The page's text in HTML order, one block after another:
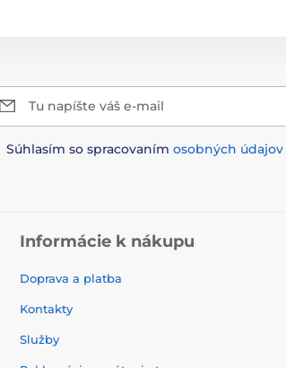
Tu napíšte váš e-mail
Súhlasím so spracovaním osobných údajov
Informácie k nákupu
Doprava a platba
Kontakty
Služby